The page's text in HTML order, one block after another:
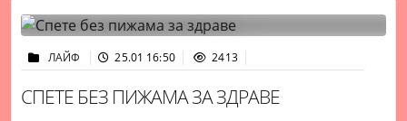
ЛАЙФ 25.01 16:50 2413
СПЕТЕ БЕЗ ПИЖАМА ЗА ЗДРАВЕ